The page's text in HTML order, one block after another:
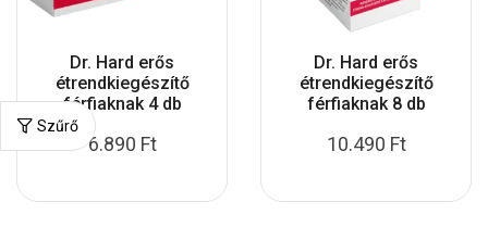
Szűrő
Dr. Hard erős
étrendkiegészítő
férfiaknak 4 db
6.890 Ft
Dr. Hard erős
étrendkiegészítő
férfiaknak 8 db
10.490 Ft